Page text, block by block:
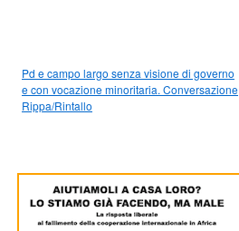
Pd e campo largo senza visione di governo
e con vocazione minoritaria. Conversazione
Rippa/Rintallo